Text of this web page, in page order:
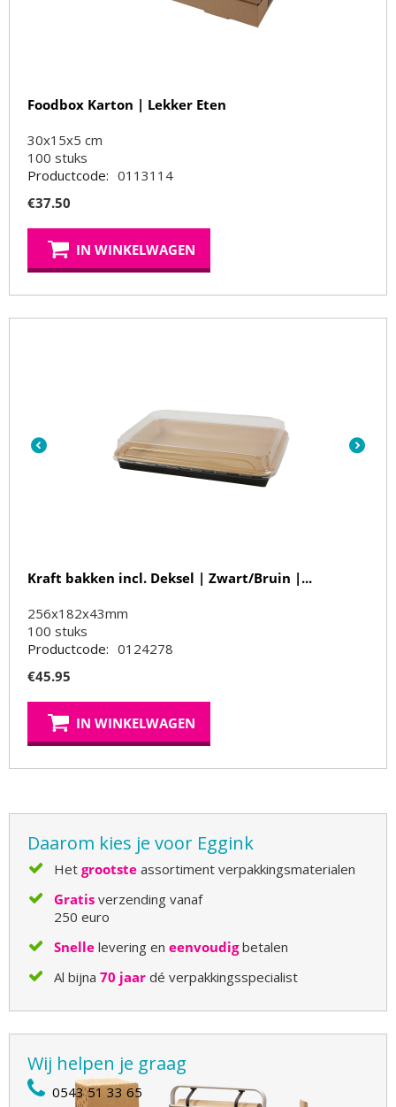
Foodbox Karton | Lekker Eten
30x15x5 cm
100 stuks
Productcode: 0113114
€37.50
IN WINKELWAGEN
Kraft bakken incl. Deksel | Zwart/Bruin |...
256x182x43mm
100 stuks
Productcode: 0124278
€45.95
IN WINKELWAGEN
Daarom kies je voor Eggink
Het grootste assortiment verpakkingsmaterialen
Gratis verzending vanaf
250 euro
Snelle levering en eenvoudigbetalen
Al bijna 70 jaar dé verpakkingsspecialist
Wij helpen je graag
0543 51 33 65